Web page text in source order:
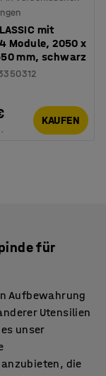
mit
Module, 2050 x
mm, schwarz
KAUFEN
für
Aufbewahrung
Utensilien
unser
die